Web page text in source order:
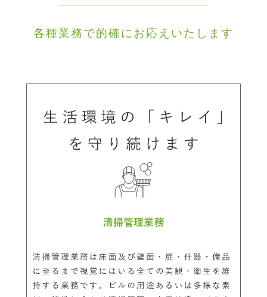
各種業務で的確にお応えいたします